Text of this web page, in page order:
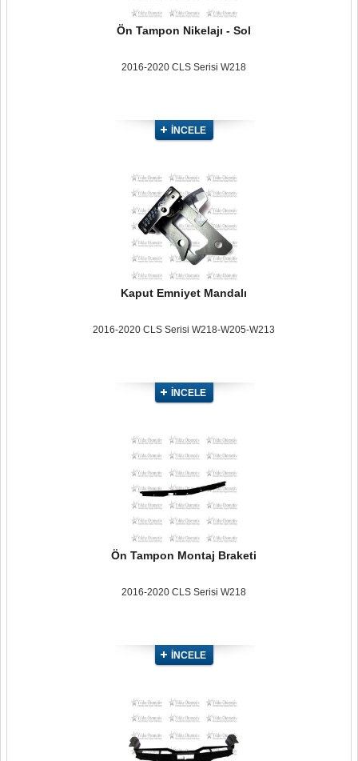
Ön Tampon Nikelajı - Sol
2016-2020 CLS Serisi W218
İNCELE
Kaput Emniyet Mandalı
2016-2020 CLS Serisi W218-W205-W213
İNCELE
Ön Tampon Montaj Braketi
2016-2020 CLS Serisi W218
İNCELE